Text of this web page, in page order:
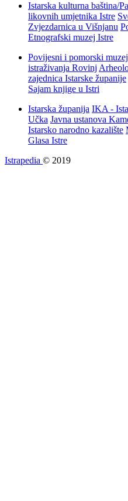
Istarska kulturna baština/
likovnih umjetnika Istre
Zvjezdarnica u Višnjanu
Etnografski muzej Istre
Povijesni i pomorski
istraživanja Rovinj
zajednica Istarske županije
Sajam knjige u Istri
Istarska županija IKA -
Učka Javna ustanova
Istarsko narodno kazalište
Glasa Istre
Istrapedia © 2019